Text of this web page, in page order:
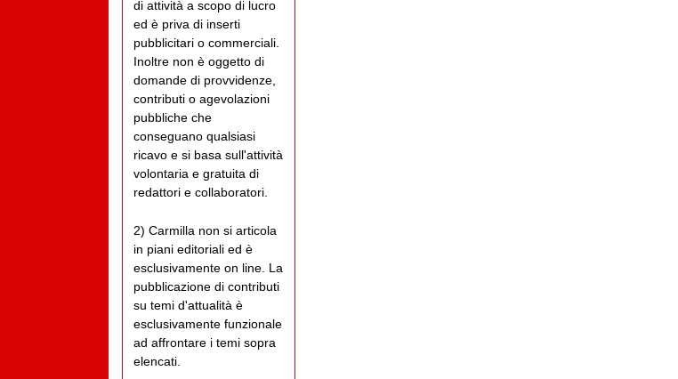
di attività a scopo di lucro
ed è priva di inserti
pubblicitari o commerciali.
Inoltre non è oggetto di
domande di provvidenze,
contributi o agevolazioni
pubbliche che
conseguano qualsiasi
ricavo e si basa sull'attività
volontaria e gratuita di
redattori e collaboratori.
2) Carmilla non si articola
in piani editoriali ed è
esclusivamente on line. La
pubblicazione di contributi
su temi d'attualità è
esclusivamente funzionale
ad affrontare i temi sopra
elencati.